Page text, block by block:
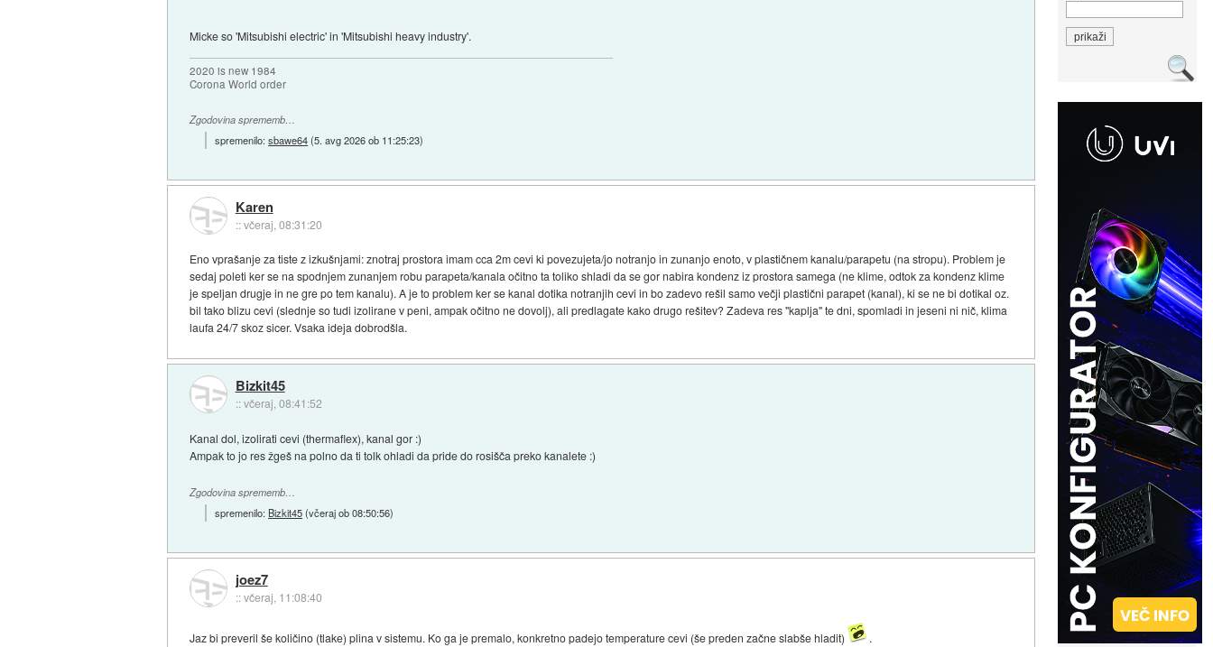
Micke so 'Mitsubishi electric' in 'Mitsubishi heavy industry'.
2020 is new 1984
Corona World order
Zgodovina sprememb…
spremenilo:sbawe64(5. avg 2026 ob 11:25:23)
Karen
::včeraj, 08:31:20
Eno vprašanje za tiste z izkušnjami: znotraj prostora imam cca 2m cevi ki povezujeta/jo notranjo in zunanjo enoto, v plastičnem kanalu/parapetu (na stropu). Problem je
sedaj poleti ker se na spodnjem zunanjem robu parapeta/kanala očitno ta toliko shladi da se gor nabira kondenz iz prostora samega (ne klime, odtok za kondenz klime
je speljan drugje in ne gre po tem kanalu). A je to problem ker se kanal dotika notranjih cevi in bo zadevo rešil samo večji plastični parapet (kanal), ki se ne bi dotikal oz.
bil tako blizu cevi (slednje so tudi izolirane v peni, ampak očitno ne dovolj), ali predlagate kako drugo rešitev? Zadeva res "kaplja" te dni, spomladi in jeseni ni nič, klima
laufa 24/7 skoz sicer. Vsaka ideja dobrodšla.
Bizkit45
::včeraj, 08:41:52
Kanal dol, izolirati cevi (thermaflex), kanal gor :)
Ampak to jo res žgeš na polno da ti tolk ohladi da pride do rosišča preko kanalete :)
Zgodovina sprememb…
spremenilo:Bizkit45(včeraj ob 08:50:56)
joez7
::včeraj, 11:08:40
Jaz bi preveril še količino (tlake) plina v sistemu. Ko ga je premalo, konkretno padejo temperature cevi (še preden začne slabše hladit) .